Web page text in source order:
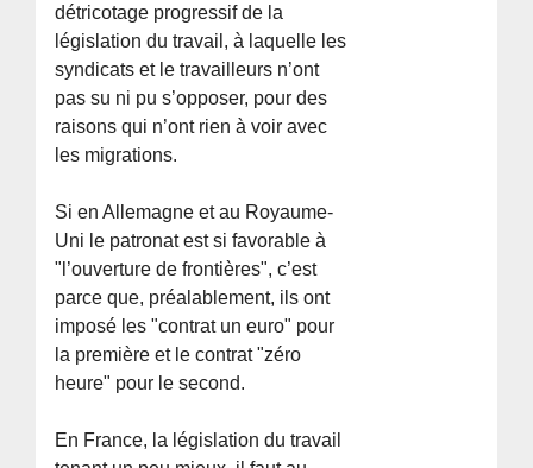
détricotage progressif de la
législation du travail, à laquelle les
syndicats et le travailleurs n’ont
pas su ni pu s’opposer, pour des
raisons qui n’ont rien à voir avec
les migrations.
Si en Allemagne et au Royaume-
Uni le patronat est si favorable à
"l’ouverture de frontières", c’est
parce que, préalablement, ils ont
imposé les "contrat un euro" pour
la première et le contrat "zéro
heure" pour le second.
En France, la législation du travail